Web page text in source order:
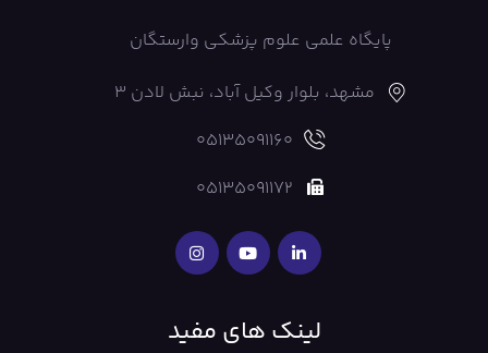
پایگاه علمی علوم پزشکی وارستگان
مشهد، بلوار وکیل آباد، نبش لادن 3
05135091160
05135091172
لینک های مفید